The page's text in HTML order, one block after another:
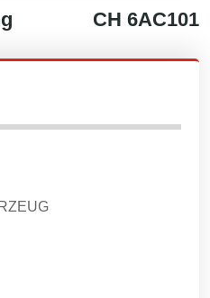
CH 6AC101